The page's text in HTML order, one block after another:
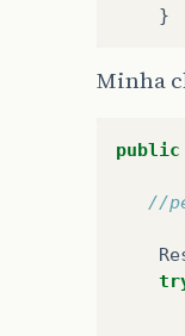
}
Minha
public
//